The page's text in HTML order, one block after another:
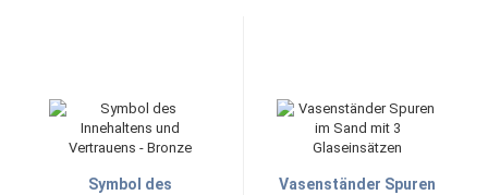
Symbol des
Vasenständer Spuren